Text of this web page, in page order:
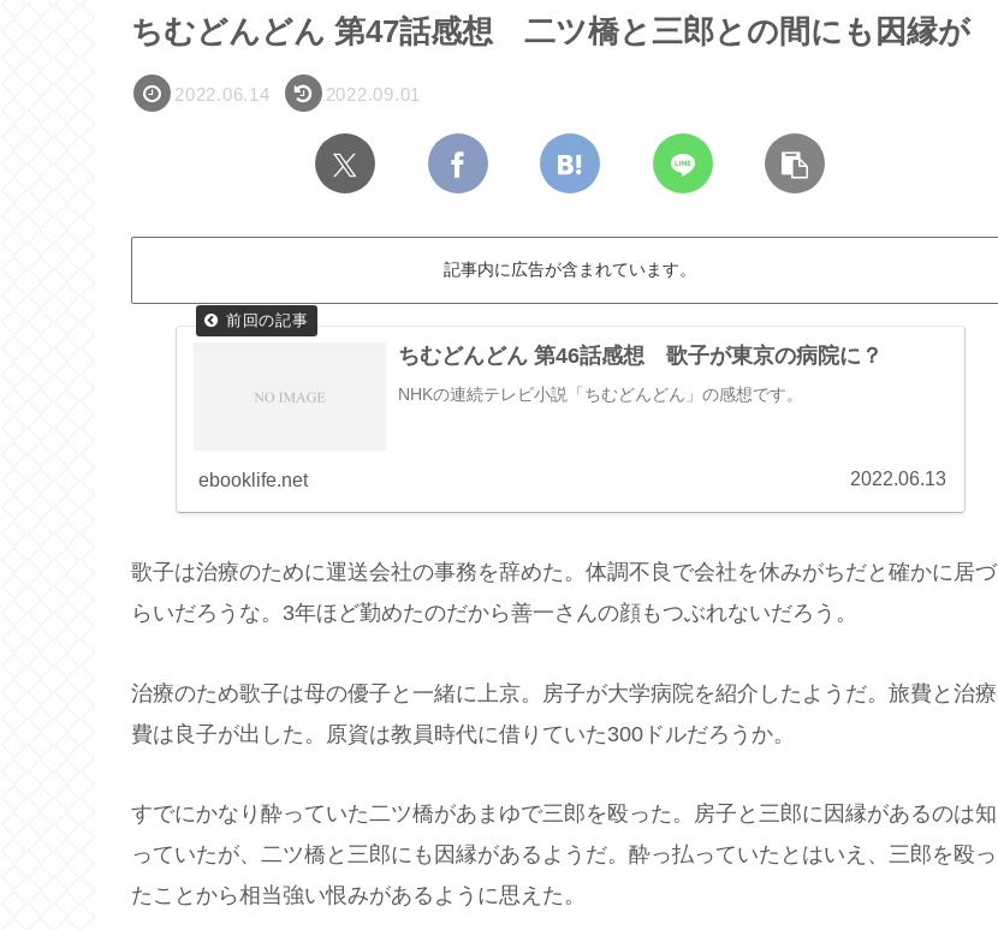
ちむどんどん 第47話感想 二ツ橋と三郎との間にも因縁が
2022.06.14 2022.09.01
記事内に広告が含まれています。
ちむどんどん 第46話感想 歌子が東京の病院に？
NHKの連続テレビ小説「ちむどんどん」の感想です。
ebooklife.net 2022.06.13
歌子は治療のために運送会社の事務を辞めた。体調不良で会社を休みがちだと確かに居づ
らいだろうな。3年ほど勤めたのだから善一さんの顔もつぶれないだろう。
治療のため歌子は母の優子と一緒に上京。房子が大学病院を紹介したようだ。旅費と治療
費は良子が出した。原資は教員時代に借りていた300ドルだろうか。
すでにかなり酔っていた二ツ橋があまゆで三郎を殴った。房子と三郎に因縁があるのは知
っていたが、二ツ橋と三郎にも因縁があるようだ。酔っ払っていたとはいえ、三郎を殴っ
たことから相当強い恨みがあるように思えた。